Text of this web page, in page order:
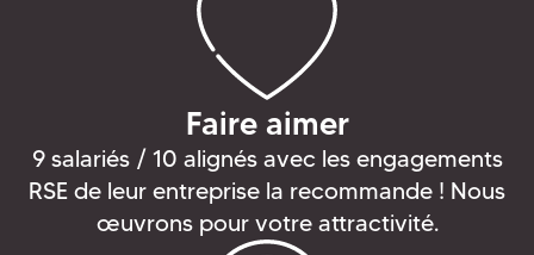
Faire aimer
9 salariés / 10 alignés avec les engagements
RSE de leur entreprise la recommande ! Nous
œuvrons pour votre attractivité.